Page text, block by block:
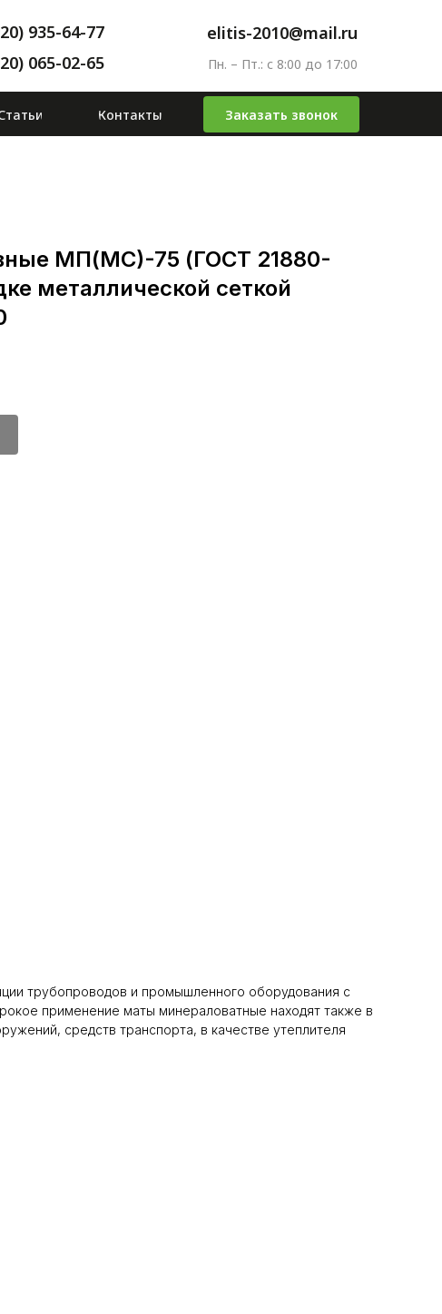
935-64-77
065-02-65
elitis-2010@mail.ru
Пн. – Пт.: с 8:00 до 17:00
Заказать звонок
Контакты
Статьи
МП(МС)-75 (ГОСТ 21880-
металлической сеткой
трубопроводов и промышленного оборудования с
применение маты минераловатные находят также в
средств транспорта, в качестве утеплителя